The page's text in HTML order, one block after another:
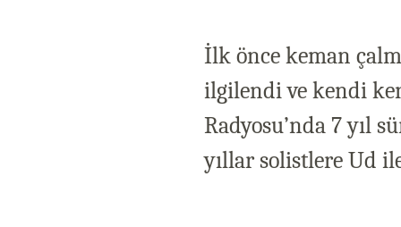
İlk önce keman
ilgilendi ve kendi
Radyosu’nda 7 yıl
yıllar solistlere Ud